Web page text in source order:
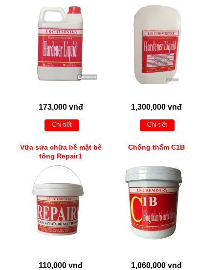
173,000 vnđ
Chi tiết
1,300,000 vnđ
Chi tiết
Vữa sửa chữa bề mặt bê
tông Repair1
110,000 vnđ
Chống thấm C1B
1,060,000 vnđ